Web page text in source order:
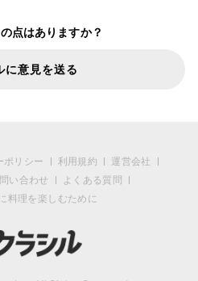
点はありますか？
に意見を送る
ポリシー 利用規約
運営会社
い合わせ
よくある質問
料理を楽しむために